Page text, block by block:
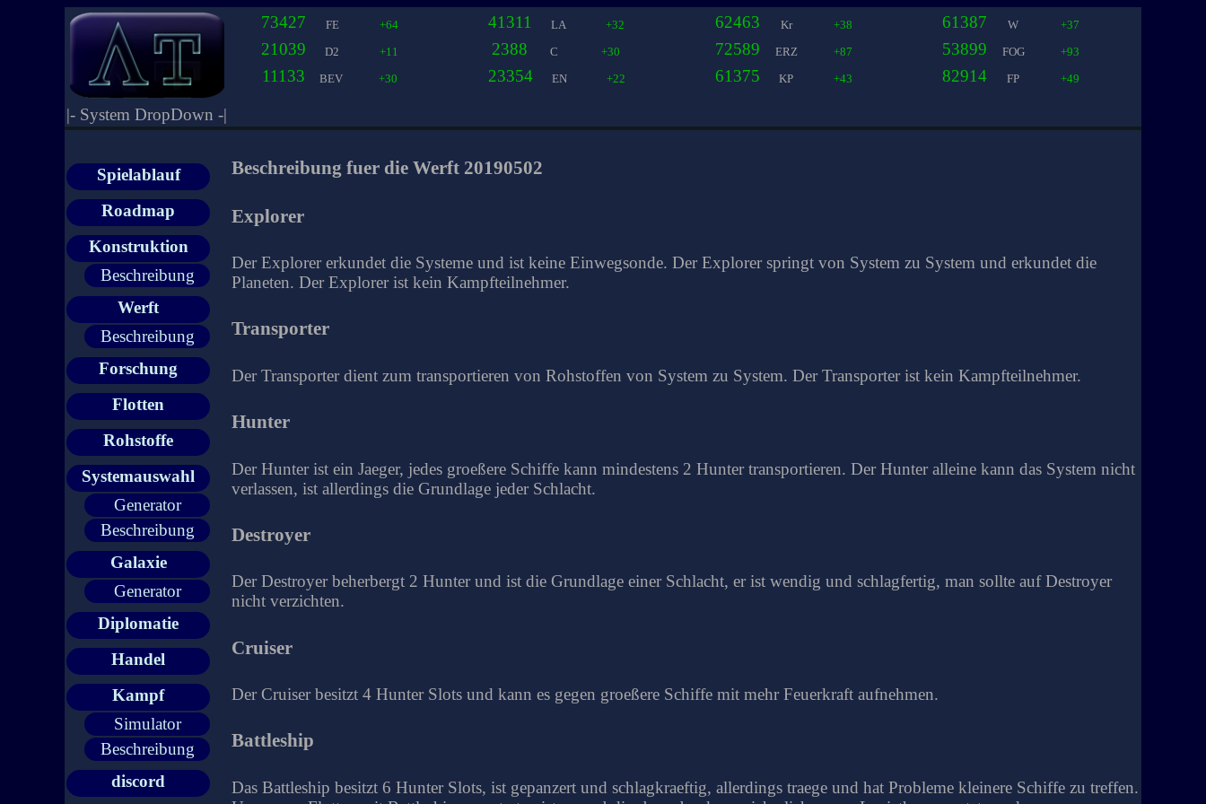
|- System DropDown -|
73427 FE +64 41311 LA +32 62463 Kr +38 61387 W +37
21039 D2 +11 2388 C +30 72589 ERZ +87 53899 FOG +93
11133 BEV +30 23354 EN +22 61375 KP +43 82914 FP +49
Spielablauf
Roadmap
Konstruktion
Beschreibung
Werft
Beschreibung
Forschung
Flotten
Rohstoffe
Systemauswahl
Generator
Beschreibung
Galaxie
Generator
Diplomatie
Handel
Kampf
Simulator
Beschreibung
discord
Beschreibung fuer die Werft 20190502
Explorer
Der Explorer erkundet die Systeme und ist keine Einwegsonde. Der Explorer springt von System zu System und erkundet die
Planeten. Der Explorer ist kein Kampfteilnehmer.
Transporter
Der Transporter dient zum transportieren von Rohstoffen von System zu System. Der Transporter ist kein Kampfteilnehmer.
Hunter
Der Hunter ist ein Jaeger, jedes groeßere Schiffe kann mindestens 2 Hunter transportieren. Der Hunter alleine kann das System nicht
verlassen, ist allerdings die Grundlage jeder Schlacht.
Destroyer
Der Destroyer beherbergt 2 Hunter und ist die Grundlage einer Schlacht, er ist wendig und schlagfertig, man sollte auf Destroyer
nicht verzichten.
Cruiser
Der Cruiser besitzt 4 Hunter Slots und kann es gegen groeßere Schiffe mit mehr Feuerkraft aufnehmen.
Battleship
Das Battleship besitzt 6 Hunter Slots, ist gepanzert und schlagkraeftig, allerdings traege und hat Probleme kleinere Schiffe zu treffen.